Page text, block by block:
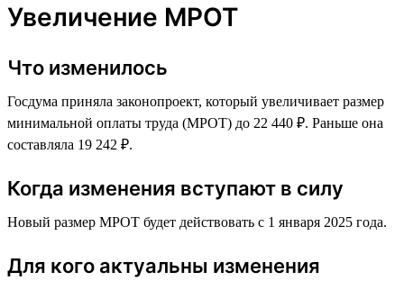
Увеличение МРОТ
Что изменилось
Госдума приняла законопроект, который увеличивает размер
минимальной оплаты труда (МРОТ) до 22 440 ₽. Раньше она
составляла 19 242 ₽.
Когда изменения вступают в силу
Новый размер МРОТ будет действовать с 1 января 2025 года.
Для кого актуальны изменения